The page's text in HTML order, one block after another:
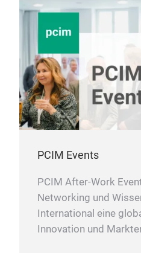
PCIM Events
PCIM After-Work
Networking und
International eine
Innovation und